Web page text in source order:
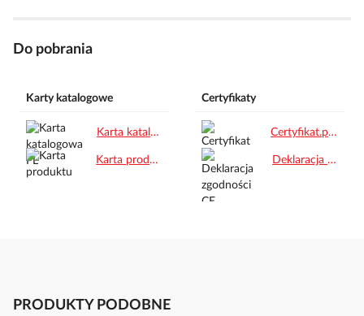
Do pobrania
Karty katalogowe
Karta katalogowa PL.pdf
Karta produktu.pdf
Certyfikaty
Certyfikat.pdf
Deklaracja zgodności CE.pdf
PRODUKTY PODOBNE